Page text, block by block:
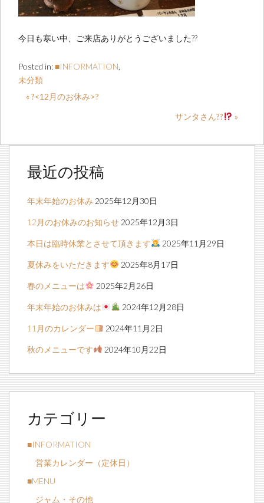
今日も寒い中、ご来店ありがとうございました??
Posted in:■INFORMATION
未分類
« ?<12月のお休み>?
サンタさん??
»
最近の投稿
年末年始のお休み 2025年12月30日
12月のお休みのお知らせ 2025年12月3日
本日は臨時休業とさせて頂きます 2025年11月29日
夏休みをいただきます 2025年8月17日
春のメニューは 2025年2月26日
年末年始のお休みは 2024年12月28日
11月のカレンダー 2024年11月2日
秋のメニューです 2024年10月22日
カテゴリー
■INFORMATION
営業カレンダー（定休日）
■MENU
ジャム・その他